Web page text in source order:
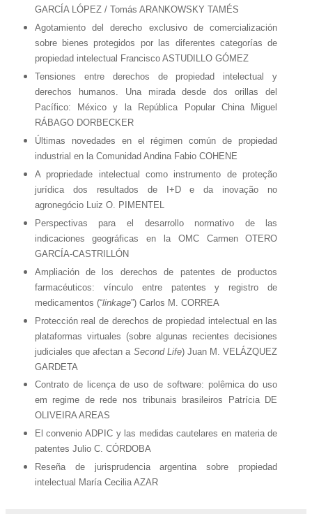
GARCÍA LÓPEZ / Tomás ARANKOWSKY TAMÉS
Agotamiento del derecho exclusivo de comercialización
sobre bienes protegidos por las diferentes categorías de
propiedad intelectual Francisco ASTUDILLO GÓMEZ
Tensiones entre derechos de propiedad intelectual y
derechos humanos. Una mirada desde dos orillas del
Pacífico: México y la República Popular China Miguel
RÁBAGO DORBECKER
Últimas novedades en el régimen común de propiedad
industrial en la Comunidad Andina Fabio COHENE
A propriedade intelectual como instrumento de proteção
jurídica dos resultados de I+D e da inovação no
agronegócio Luiz O. PIMENTEL
Perspectivas para el desarrollo normativo de las
indicaciones geográficas en la OMC Carmen OTERO
GARCÍA-CASTRILLÓN
Ampliación de los derechos de patentes de productos
farmacéuticos: vínculo entre patentes y registro de
medicamentos (“linkage”) Carlos M. CORREA
Protección real de derechos de propiedad intelectual en las
plataformas virtuales (sobre algunas recientes decisiones
judiciales que afectan a Second Life) Juan M. VELÁZQUEZ
GARDETA
Contrato de licença de uso de software: polêmica do uso
em regime de rede nos tribunais brasileiros Patrícia DE
OLIVEIRA AREAS
El convenio ADPIC y las medidas cautelares en materia de
patentes Julio C. CÓRDOBA
Reseña de jurisprudencia argentina sobre propiedad
intelectual María Cecilia AZAR